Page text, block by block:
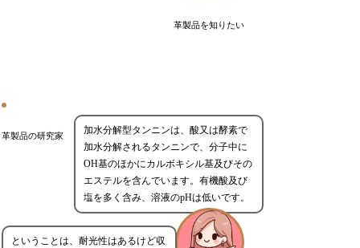
革製品を知りたい
革製品の研究家
加水分解型タンニンは、酸又は酵素で
加水分解されるタンニンで、分子中に
OH基のほかにカルボキシル基及びその
エステルを含んでいます。有機酸及び
塩を多く含み、溶液のpHは低いです。
ということは、耐光性はあるけど収